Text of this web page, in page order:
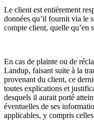
Le client est entièrement
données qu’il fournit via le
compte client, quelle qu’en
En cas de plainte ou de
Landup, faisant suite à la
provenant du client, ce
toutes explications et
desquels il aurait porté
éventuelles de ses
applicables, y compris